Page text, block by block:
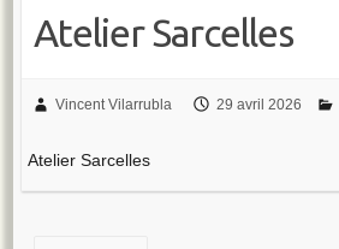
Atelier Sarcelles
Vincent Vilarrubla 29 avril 2026
Atelier Sarcelles